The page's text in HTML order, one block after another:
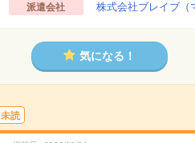
派遣会社 株式会社ブレイブ（
気になる！
未読